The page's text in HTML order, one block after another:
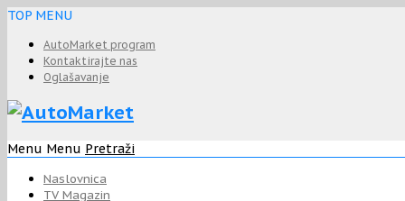
TOP MENU
AutoMarket program
Kontaktirajte nas
Oglašavanje
Menu Menu Pretraži
Naslovnica
TV Magazin